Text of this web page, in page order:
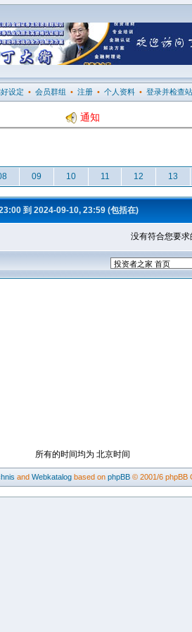
设定 • 会员群组 • 注册 • 个人资料 • 登录并检查
通知
09 10 11 12 13
到 2024-09-10, 23:59 (包括在)
没有符合您要
所有的时间均为 北京时间
and Webkatalog based on phpBB © 2001/6 phpBB